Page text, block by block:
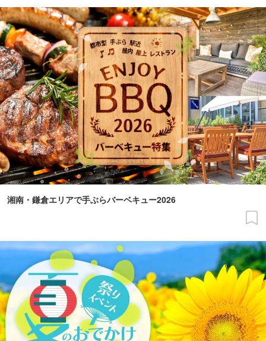
湘南・鎌倉エリアで手ぶらバーベキュー2026